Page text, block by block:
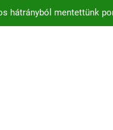
hátrányból mentettünk
– több mint 200 játékos
jutottunk tovább a